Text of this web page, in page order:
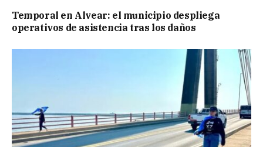
Temporal en Alvear: el municipio despliega
operativos de asistencia tras los daños